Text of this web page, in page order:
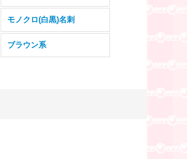
モノクロ(白黒)名刺
ブラウン系